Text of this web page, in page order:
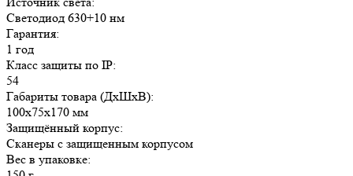
Cветодиод 630+10 нм
Гарантия:
1 год
Класс защиты по IP:
54
Габариты товара (ДxШxВ):
100x75x170 мм
Защищённый корпус:
Сканеры с защищенным корпусом
Вес в упаковке: